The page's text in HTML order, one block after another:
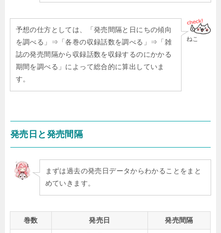
ねこ
予想の仕方としては、「発売間隔と日にちの傾向
を調べる」⇒「各巻の収録話数を調べる」⇒「雑
誌の発売間隔から収録話数を収録するのにかかる
期間を調べる」によって総合的に算出していま
す。
発売日と発売間隔
まずは過去の発売日データからわかることをまと
めていきます。
巻数 発売日 発売間隔